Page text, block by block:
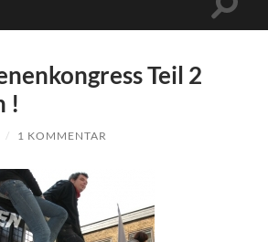
Teil 2
!
/ 1 KOMMENTAR